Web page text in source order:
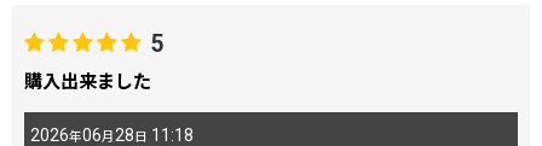
5
購入出来ました
2026年06月 28日 11:18